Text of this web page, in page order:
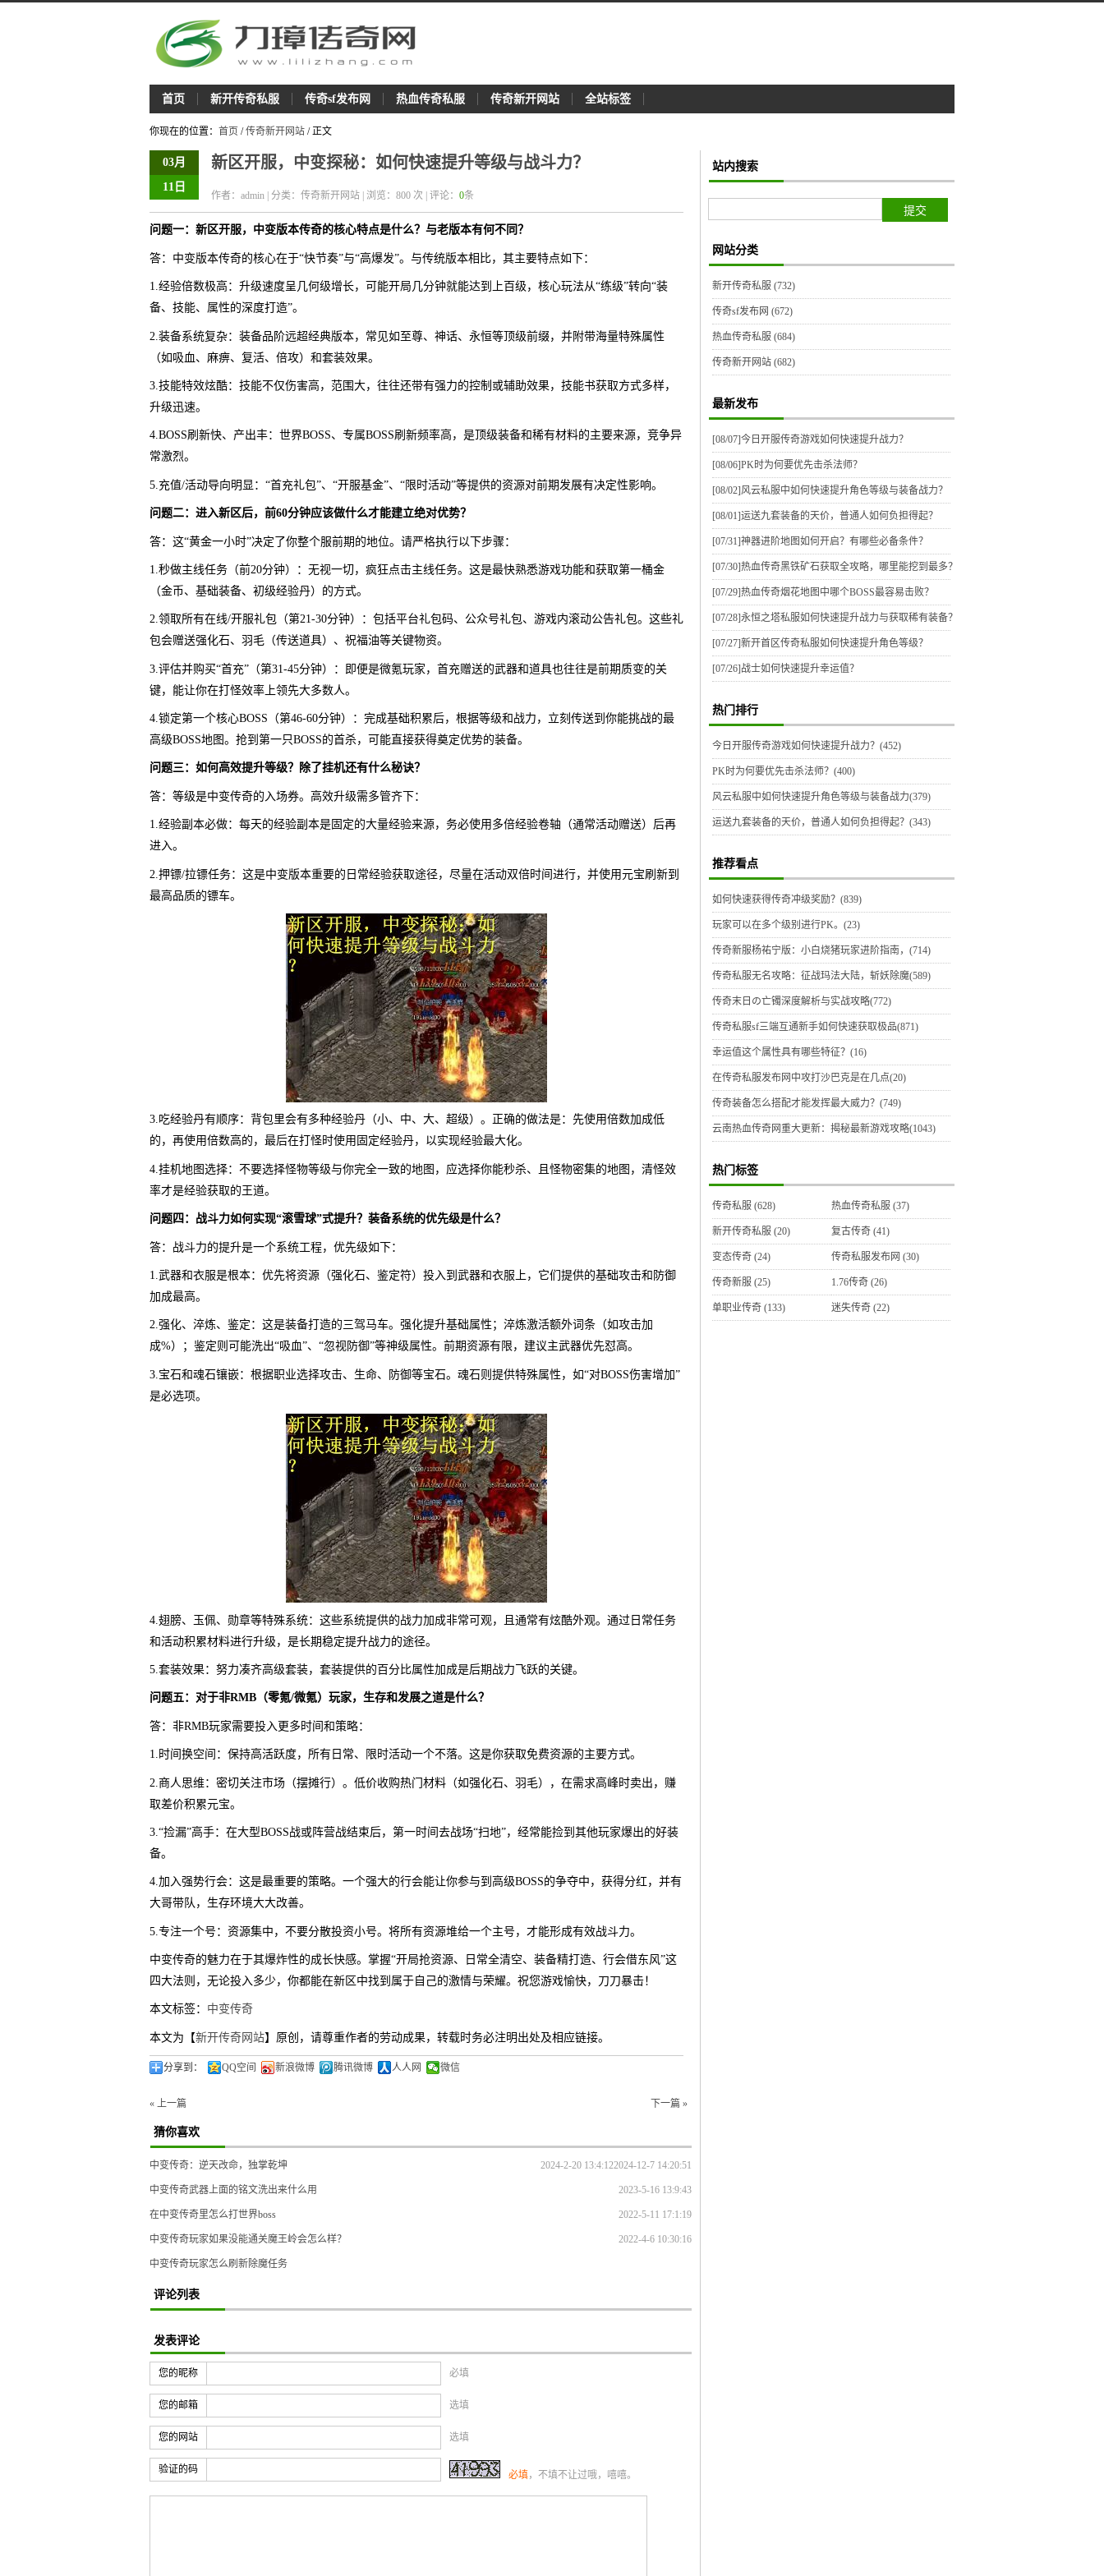
首页 新开传奇私服 传奇sf发布网 热血传奇私服 传奇新开网站 全站标签
你现在的位置： 首页 /传奇新开网站 / 正文
03月
11日
新区开服，中变探秘：如何快速提升等级与战斗力？
作者：admin | 分类：传奇新开网站 | 浏览： 800 次 | 评论： 0条
问题一：新区开服，中变版本传奇的核心特点是什么？与老版本有何不同？
答：中变版本传奇的核心在于“快节奏”与“高爆发”。与传统版本相比，其主要特点如下：
1.经验倍数极高：升级速度呈几何级增长，可能开局几分钟就能达到上百级，核心玩法从“练级”转向“装
备、技能、属性的深度打造”。
2.装备系统复杂：装备品阶远超经典版本，常见如至尊、神话、永恒等顶级前缀，并附带海量特殊属性
（如吸血、麻痹、复活、倍攻）和套装效果。
3.技能特效炫酷：技能不仅伤害高，范围大，往往还带有强力的控制或辅助效果，技能书获取方式多样，
升级迅速。
4.BOSS刷新快、产出丰：世界BOSS、专属BOSS刷新频率高，是顶级装备和稀有材料的主要来源，竞争异
常激烈。
5.充值/活动导向明显：“首充礼包”、“开服基金”、“限时活动”等提供的资源对前期发展有决定性影响。
问题二：进入新区后，前60分钟应该做什么才能建立绝对优势？
答：这“黄金一小时”决定了你整个服前期的地位。请严格执行以下步骤：
1.秒做主线任务（前20分钟）：无视一切，疯狂点击主线任务。这是最快熟悉游戏功能和获取第一桶金
（金币、基础装备、初级经验丹）的方式。
2.领取所有在线/开服礼包（第21-30分钟）：包括平台礼包码、公众号礼包、游戏内滚动公告礼包。这些礼
包会赠送强化石、羽毛（传送道具）、祝福油等关键物资。
3.评估并购买“首充”（第31-45分钟）：即便是微氪玩家，首充赠送的武器和道具也往往是前期质变的关
键，能让你在打怪效率上领先大多数人。
4.锁定第一个核心BOSS（第46-60分钟）：完成基础积累后，根据等级和战力，立刻传送到你能挑战的最
高级BOSS地图。抢到第一只BOSS的首杀，可能直接获得奠定优势的装备。
问题三：如何高效提升等级？除了挂机还有什么秘诀？
答：等级是中变传奇的入场券。高效升级需多管齐下：
1.经验副本必做：每天的经验副本是固定的大量经验来源，务必使用多倍经验卷轴（通常活动赠送）后再
进入。
2.押镖/拉镖任务：这是中变版本重要的日常经验获取途径，尽量在活动双倍时间进行，并使用元宝刷新到
最高品质的镖车。
3.吃经验丹有顺序：背包里会有多种经验丹（小、中、大、超级）。正确的做法是：先使用倍数加成低
的，再使用倍数高的，最后在打怪时使用固定经验丹，以实现经验最大化。
4.挂机地图选择：不要选择怪物等级与你完全一致的地图，应选择你能秒杀、且怪物密集的地图，清怪效
率才是经验获取的王道。
问题四：战斗力如何实现“滚雪球”式提升？装备系统的优先级是什么？
答：战斗力的提升是一个系统工程，优先级如下：
1.武器和衣服是根本：优先将资源（强化石、鉴定符）投入到武器和衣服上，它们提供的基础攻击和防御
加成最高。
2.强化、淬炼、鉴定：这是装备打造的三驾马车。强化提升基础属性；淬炼激活额外词条（如攻击加
成%）；鉴定则可能洗出“吸血”、“忽视防御”等神级属性。前期资源有限，建议主武器优先怼高。
3.宝石和魂石镶嵌：根据职业选择攻击、生命、防御等宝石。魂石则提供特殊属性，如“对BOSS伤害增加”
是必选项。
4.翅膀、玉佩、勋章等特殊系统：这些系统提供的战力加成非常可观，且通常有炫酷外观。通过日常任务
和活动积累材料进行升级，是长期稳定提升战力的途径。
5.套装效果：努力凑齐高级套装，套装提供的百分比属性加成是后期战力飞跃的关键。
问题五：对于非RMB（零氪/微氪）玩家，生存和发展之道是什么？
答：非RMB玩家需要投入更多时间和策略：
1.时间换空间：保持高活跃度，所有日常、限时活动一个不落。这是你获取免费资源的主要方式。
2.商人思维：密切关注市场（摆摊行）。低价收购热门材料（如强化石、羽毛），在需求高峰时卖出，赚
取差价积累元宝。
3.“捡漏”高手：在大型BOSS战或阵营战结束后，第一时间去战场“扫地”，经常能捡到其他玩家爆出的好装
备。
4.加入强势行会：这是最重要的策略。一个强大的行会能让你参与到高级BOSS的争夺中，获得分红，并有
大哥带队，生存环境大大改善。
5.专注一个号：资源集中，不要分散投资小号。将所有资源堆给一个主号，才能形成有效战斗力。
中变传奇的魅力在于其爆炸性的成长快感。掌握“开局抢资源、日常全清空、装备精打造、行会借东风”这
四大法则，无论投入多少，你都能在新区中找到属于自己的激情与荣耀。祝您游戏愉快，刀刀暴击！
本文标签： 中变传奇
本文为【新开传奇网站】原创，请尊重作者的劳动成果，转载时务必注明出处及相应链接。
分享到： QQ空间 新浪微博 腾讯微博 人人网 微信
« 上一篇 下一篇 »
猜你喜欢
2024-12-7 14:20:51
中变传奇：逆天改命，独掌乾坤 2024-2-20 13:4:12
中变传奇武器上面的铭文洗出来什么用 2023-5-16 13:9:43
在中变传奇里怎么打世界boss 2022-5-11 17:1:19
中变传奇玩家如果没能通关魔王岭会怎么样？ 2022-4-6 10:30:16
中变传奇玩家怎么刷新除魔任务
评论列表
发表评论
您的昵称 必填
您的邮箱 选填
您的网站 选填
验证的码 必填，不填不让过哦，嘻嘻。
站内搜索
网站分类
新开传奇私服 (732)
传奇sf发布网 (672)
热血传奇私服 (684)
传奇新开网站 (682)
最新发布
[08/07]今日开服传奇游戏如何快速提升战力？
[08/06]PK时为何要优先击杀法师？
[08/02] 风云私服中如何快速提升角色等级与装备战力？
[08/01]运送九套装备的天价，普通人如何负担得起？
[07/31]神器进阶地图如何开启？有哪些必备条件？
[07/30]热血传奇黑铁矿石获取全攻略，哪里能挖到最多？
[07/29]热血传奇烟花地图中哪个BOSS最容易击败？
[07/28]永恒之塔私服如何快速提升战力与获取稀有装备？
[07/27]新开首区传奇私服如何快速提升角色等级？
[07/26] 战士如何快速提升幸运值？
热门排行
今日开服传奇游戏如何快速提升战力？(452)
PK时为何要优先击杀法师？(400)
风云私服中如何快速提升角色等级与装备战力(379)
运送九套装备的天价，普通人如何负担得起？(343)
推荐看点
如何快速获得传奇冲级奖励？(839)
玩家可以在多个级别进行PK。(23)
传奇新服杨祐宁版：小白烧猪玩家进阶指南，(714)
传奇私服无名攻略：征战玛法大陆，斩妖除魔(589)
传奇末日の亡镯深度解析与实战攻略(772)
传奇私服sf三端互通新手如何快速获取极品(871)
幸运值这个属性具有哪些特征？(16)
在传奇私服发布网中攻打沙巴克是在几点(20)
传奇装备怎么搭配才能发挥最大威力？(749)
云南热血传奇网重大更新：揭秘最新游戏攻略(1043)
热门标签
传奇私服 (628) 热血传奇私服 (37)
新开传奇私服 (20) 复古传奇 (41)
变态传奇 (24) 传奇私服发布网 (30)
传奇新服 (25) 1.76传奇 (26)
单职业传奇 (133) 迷失传奇 (22)